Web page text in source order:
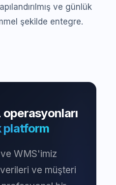
ve günlük
şekilde entegre.
platform
WMS'imiz
ve müşteri